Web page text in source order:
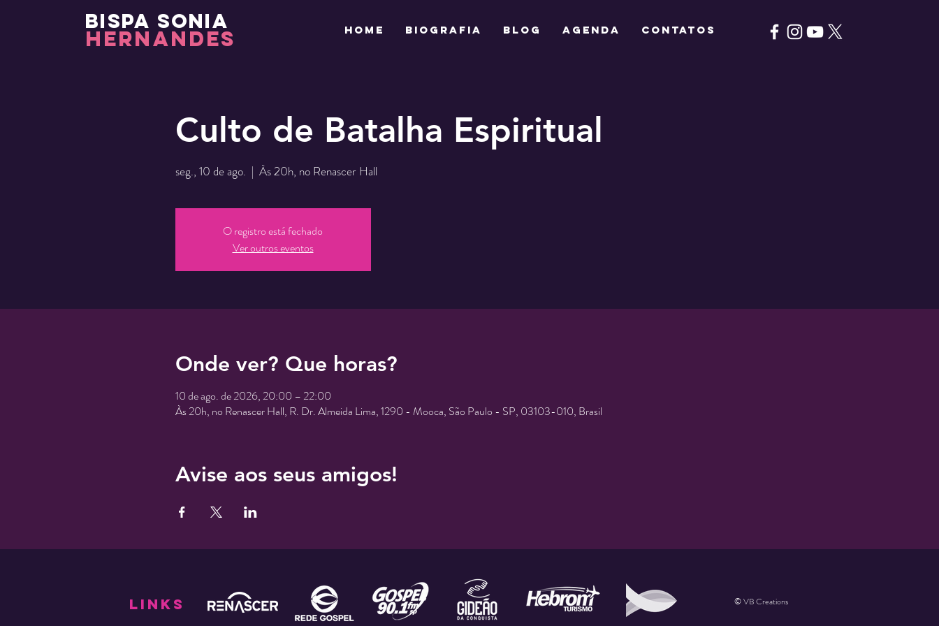
HOME BIOGRAFIA BLOG AGENDA CONTATOS
BISPA SONIA
HERNANDES
Culto de Batalha Espiritual
seg., 10 de ago.
  |
Às 20h, no Renascer Hall
O registro está fechado
Ver outros eventos
Onde ver? Que horas?
10 de ago. de 2026, 20:00 – 22:00
Às 20h, no Renascer Hall, R. Dr. Almeida Lima, 1290 - Mooca, São Paulo - SP, 03103-010, Brasil
Avise aos seus amigos!
links © VB Creations